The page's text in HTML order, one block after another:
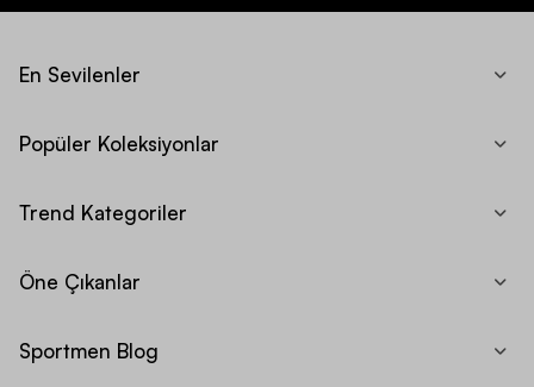
En Sevilenler
Popüler Koleksiyonlar
Trend Kategoriler
Öne Çıkanlar
Sportmen Blog